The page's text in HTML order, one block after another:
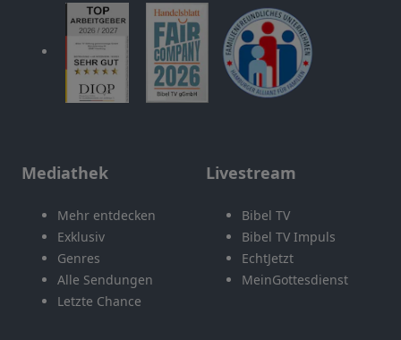
Mediathek
Mehr entdecken
Exklusiv
Genres
Alle Sendungen
Letzte Chance
Livestream
Bibel TV
Bibel TV Impuls
EchtJetzt
MeinGottesdienst